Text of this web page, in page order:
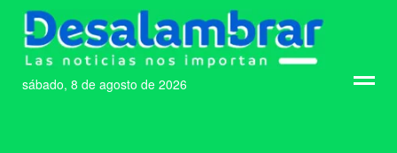
sábado, 8 de agosto de 2026